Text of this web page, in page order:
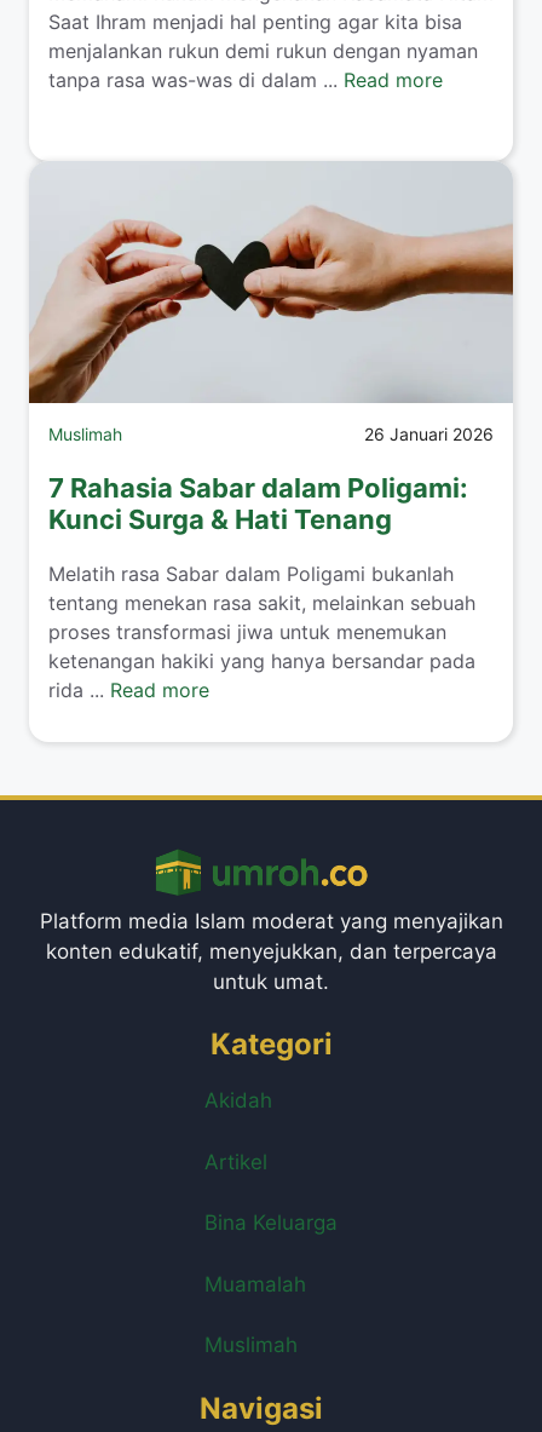
Saat Ihram menjadi hal penting agar kita bisa
menjalankan rukun demi rukun dengan nyaman
tanpa rasa was-was di dalam ... Read more
Muslimah 26 Januari 2026
7 Rahasia Sabar dalam Poligami:
Kunci Surga & Hati Tenang
​Melatih rasa Sabar dalam Poligami bukanlah
tentang menekan rasa sakit, melainkan sebuah
proses transformasi jiwa untuk menemukan
ketenangan hakiki yang hanya bersandar pada
rida ... Read more
Platform media Islam moderat yang menyajikan
konten edukatif, menyejukkan, dan terpercaya
untuk umat.
Kategori
Akidah
Artikel
Bina Keluarga
Muamalah
Muslimah
Navigasi